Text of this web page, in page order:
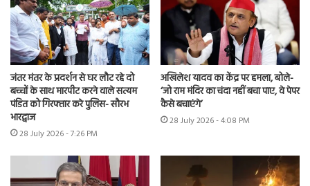
जंतर मंतर के प्रदर्शन से घर लौट रहे दो
बच्चों के साथ मारपीट करने वाले सत्यम
पंडित को गिरफ्तार करे पुलिस- सौरभ
भारद्वाज
28 July 2026 - 7:26 PM
अखिलेश यादव का केंद्र पर हमला, बोले-
‘जो राम मंदिर का चंदा नहीं बचा पाए, वे पेपर
कैसे बचाएंगे’
28 July 2026 - 4:08 PM